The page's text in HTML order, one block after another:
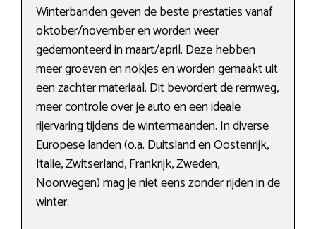
Winterbanden geven de beste prestaties vanaf
oktober/november en worden weer
gedemonteerd in maart/april. Deze hebben
meer groeven en nokjes en worden gemaakt uit
een zachter materiaal. Dit bevordert de remweg,
meer controle over je auto en een ideale
rijervaring tijdens de wintermaanden. In diverse
Europese landen (o.a. Duitsland en Oostenrijk,
Italië, Zwitserland, Frankrijk, Zweden,
Noorwegen) mag je niet eens zonder rijden in de
winter.